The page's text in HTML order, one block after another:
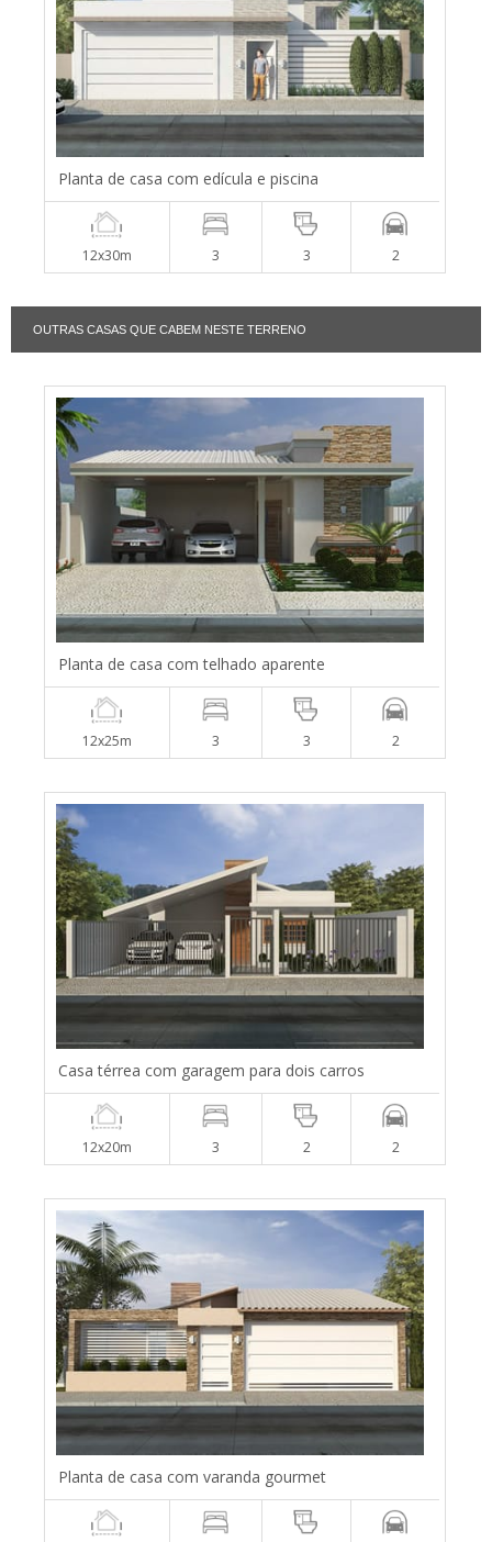
Planta de casa com edícula e piscina
12x30m 3 3 2
OUTRAS CASAS QUE CABEM NESTE TERRENO
Planta de casa com telhado aparente
12x25m 3 3 2
Casa térrea com garagem para dois carros
12x20m 3 2 2
Planta de casa com varanda gourmet